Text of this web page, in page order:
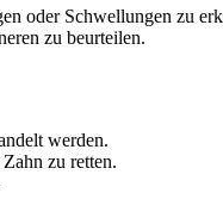
oder Schwellungen zu
zu beurteilen.
werden.
zu retten.